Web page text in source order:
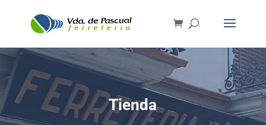
Tienda